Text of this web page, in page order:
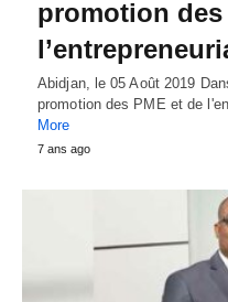
promotion des
Abidjan, le 05 Août 2019
promotion des PME et de
More
7 ans ago